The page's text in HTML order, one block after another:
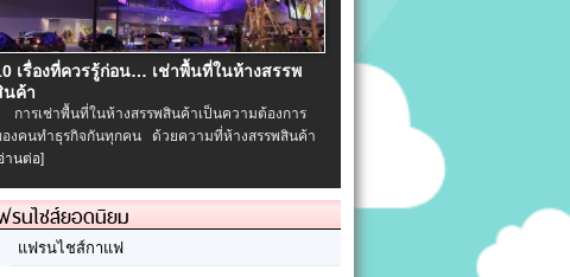
เรื่องที่ควรรู้ก่อน… เช่าพื้นที่ในห้างสรรพ
นค้า
การเช่าพื้นที่ในห้างสรรพสินค้าเป็นความต้องการ
งคนทำธุรกิจกันทุกคน ด้วยความที่ห้างสรรพสินค้า
านต่อ]
รนไชส์ยอดนิยม
แฟรนไชส์กาแฟ